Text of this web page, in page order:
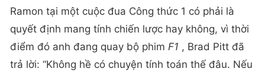
Ramon tại một cuộc đua Công thức 1 có phải là
quyết định mang tính chiến lược hay không, vì thời
điểm đó anh đang quay bộ phim F1 , Brad Pitt đã
trả lời: “Không hề có chuyện tính toán thế đâu. Nếu